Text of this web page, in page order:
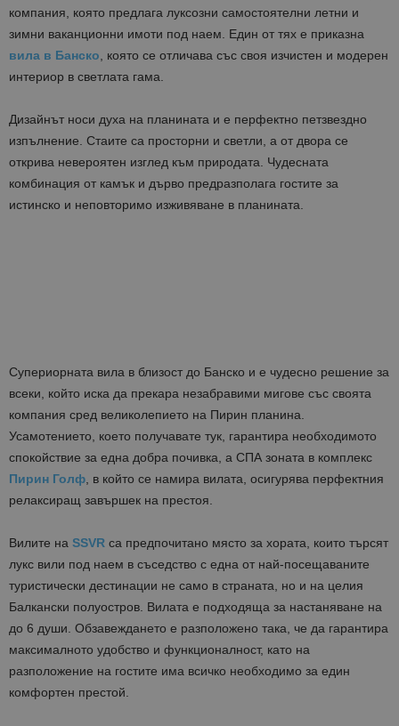
компания, която предлага луксозни самостоятелни летни и
зимни ваканционни имоти под наем. Един от тях е приказна
вила в Банско, която се отличава със своя изчистен и модерен
интериор в светлата гама.
Дизайнът носи духа на планината и е перфектно петзвездно
изпълнение. Стаите са просторни и светли, а от двора се
открива невероятен изглед към природата. Чудесната
комбинация от камък и дърво предразполага гостите за
истинско и неповторимо изживяване в планината.
Супериорната вила в близост до Банско и е чудесно решение за
всеки, който иска да прекара незабравими мигове със своята
компания сред великолепието на Пирин планина.
Усамотението, което получавате тук, гарантира необходимото
спокойствие за една добра почивка, а СПА зоната в комплекс
Пирин Голф, в който се намира вилата, осигурява перфектния
релаксиращ завършек на престоя.
Вилите на SSVR са предпочитано място за хората, които търсят
лукс вили под наем в съседство с една от най-посещаваните
туристически дестинации не само в страната, но и на целия
Балкански полуостров. Вилата е подходяща за настаняване на
до 6 души. Обзавеждането е разположено така, че да гарантира
максималното удобство и функционалност, като на
разположение на гостите има всичко необходимо за един
комфортен престой.